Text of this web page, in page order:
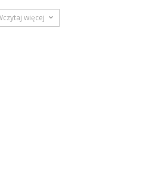
więcej